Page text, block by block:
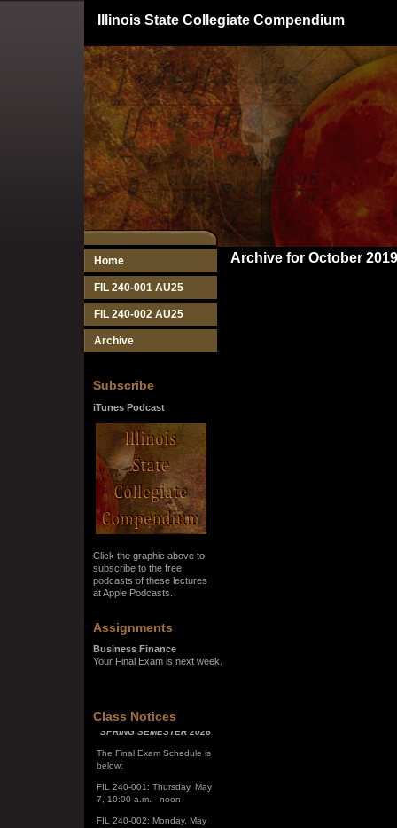
Illinois State Collegiate Compendium
Home
FIL 240-001 AU25
FIL 240-002 AU25
Archive
Subscribe
iTunes Podcast
Click the graphic above to
subscribe to the free
podcasts of these lectures
at Apple Podcasts.
Assignments
Business Finance
Your Final Exam is next week.
Class Notices
SPRING SEMESTER 2026
The Final Exam Schedule is
FIL 240-001: Thursday, May
FIL 240-002: Monday, May
Archive for October 2019